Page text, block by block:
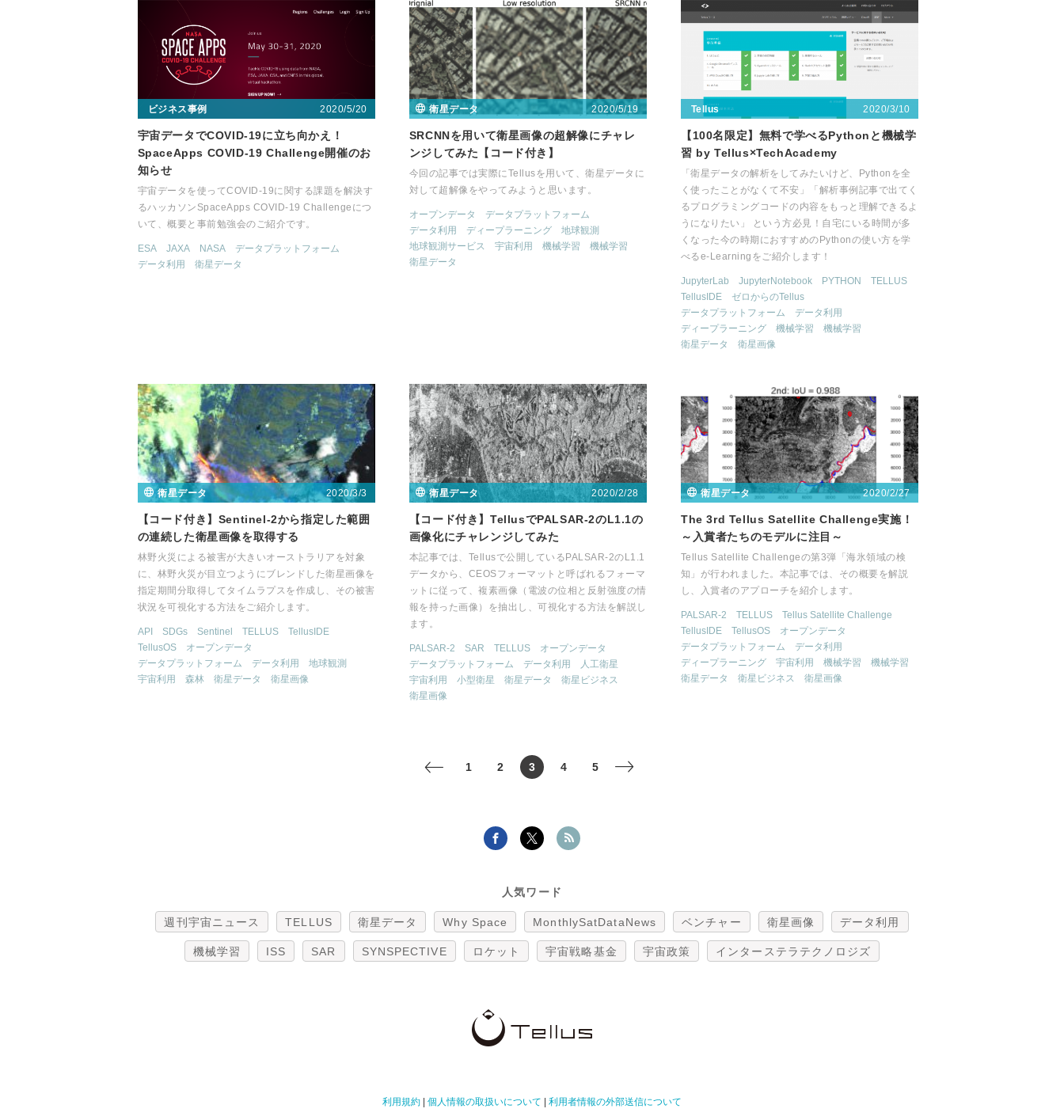
ビジネス事例 2020/5/20
宇宙データでCOVID-19に立ち向かえ！
SpaceApps COVID-19 Challenge開催のお
知らせ
宇宙データを使ってCOVID-19に関する課題を解決す
るハッカソンSpaceApps COVID-19 Challengeにつ
いて、概要と事前勉強会のご紹介です。
ESA JAXA NASA
データプラットフォーム
データ利用
衛星データ
衛星データ 2020/5/19
SRCNNを用いて衛星画像の超解像にチャレ
ンジしてみた【コード付き】
今回の記事では実際にTellusを用いて、衛星データに
対して超解像をやってみようと思います。
オープンデータ
データプラットフォーム
データ利用
ディープラーニング
地球観測
地球観測サービス
宇宙利用 機械学習
機械学習
衛星データ
Tellus 2020/3/10
【100名限定】無料で学べるPythonと機械学
習 by Tellus×TechAcademy
「衛星データの解析をしてみたいけど、Pythonを全
く使ったことがなくて不安」「解析事例記事で出てく
るプログラミングコードの内容をもっと理解できるよ
うになりたい」 という方必見！自宅にいる時間が多
くなった今の時期におすすめのPythonの使い方を学
べるe-Learningをご紹介します！
JupyterLab JupyterNotebook PYTHON
TELLUS
TellusIDE
ゼロからのTellus
データプラットフォーム
データ利用
ディープラーニング
機械学習
機械学習
衛星データ
衛星画像
衛星データ 2020/3/3
【コード付き】Sentinel-2から指定した範囲
の連続した衛星画像を取得する
林野火災による被害が大きいオーストラリアを対象
に、林野火災が目立つようにブレンドした衛星画像を
指定期間分取得してタイムラプスを作成し、その被害
状況を可視化する方法をご紹介します。
API SDGs Sentinel TELLUS
TellusIDE
TellusOS
オープンデータ
データプラットフォーム
データ利用
地球観測
宇宙利用
森林 衛星データ 衛星画像
衛星データ 2020/2/28
【コード付き】TellusでPALSAR-2のL1.1の
画像化にチャレンジしてみた
本記事では、Tellusで公開しているPALSAR-2のL1.1
データから、CEOSフォーマットと呼ばれるフォーマ
ットに従って、複素画像（電波の位相と反射強度の情
報を持った画像）を抽出し、可視化する方法を解説し
ます。
PALSAR-2 SAR TELLUS
オープンデータ
データプラットフォーム
データ利用
人工衛星
宇宙利用
小型衛星 衛星データ
衛星ビジネス
衛星画像
衛星データ 2020/2/27
The 3rd Tellus Satellite Challenge実施！
～入賞者たちのモデルに注目～
Tellus Satellite Challengeの第3弾「海氷領域の検
知」が行われました。本記事では、その概要を解説
し、入賞者のアプローチを紹介します。
PALSAR-2 TELLUS
Tellus Satellite Challenge
TellusIDE
TellusOS
オープンデータ
データプラットフォーム
データ利用
ディープラーニング
宇宙利用 機械学習
機械学習
衛星データ
衛星ビジネス 衛星画像
< 1 2 3 4 5 >
人気ワード
週刊宇宙ニュース TELLUS 衛星データ Why Space MonthlySatDataNews ベンチャー 衛星画像 データ利用
機械学習 ISS SAR SYNSPECTIVE ロケット 宇宙戦略基金 宇宙政策 インターステラテクノロジズ
利用規約 個人情報の取扱いについて 利用者情報の外部送信について